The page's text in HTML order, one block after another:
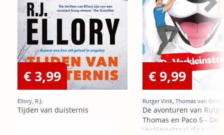
€ 3,99
Ellory, R.J.
Tijden van duisternis
€ 9,99
Rutger Vink, Thomas van
De avonturen van
Thomas en Paco 5 - De
Verkleinstraal (Special